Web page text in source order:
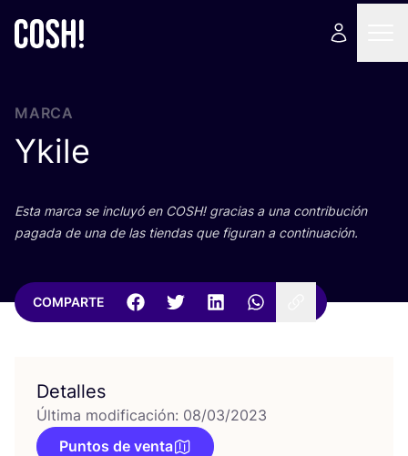
MARCA
Ykile
Esta mar­ca se inclu­yó en COSH! gra­cias a una con­tri­bu­ción
paga­da de una de las tien­das que figu­ran a continuación.
COMPARTE
Detalles
Última modificación: 08/03/2023
Puntos de venta